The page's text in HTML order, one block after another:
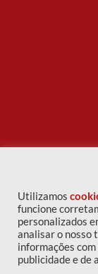
Utilizamos
funcione
personalizados
analisar o nosso
informações
publicidade e de